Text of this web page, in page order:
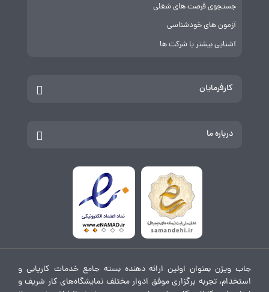
جستجوی فرصت های شغلی
آزمون های خودشناسی
آشنایی بیشتر با شرکت ها
کارفرمایان
درباره ما
جاب ویژن بعنوان اولین ارائه دهنده بسته جامع خدمات کاریابی و
استخدام، تجربه برگزاری موفق ادوار مختلف نمایشگاه‌های کار شریف و